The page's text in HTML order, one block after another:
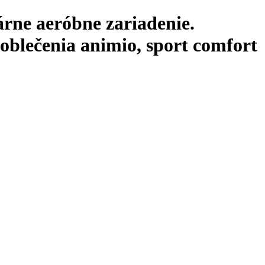
aeróbne zariadenie.
animio, sport comfort